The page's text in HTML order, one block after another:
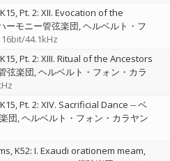
Pt. 2: XII. Evocation of the
ーモニー管弦楽団 ヘルベルト・フ
44.1kHz
Pt. 2: XIII. Ritual of the Ancestors
弦楽団 ヘルベルト・フォン・カラ
Pt. 2: XIV. Sacrificial Dance --ベ
団 ヘルベルト・フォン・カラヤン
K52: I. Exaudi orationem meam,